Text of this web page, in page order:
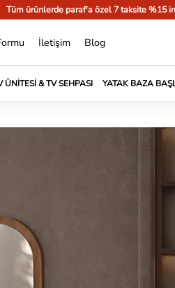
Tüm ürünlerde paraf'a özel 7 taksite %15
İletişim Blog
ÜNITESI & TV SEHPASI YATAK BAZA